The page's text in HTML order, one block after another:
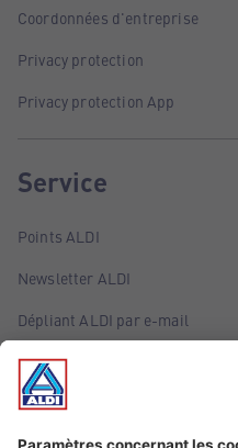
Coordonnées d'entreprise
Privacy protection
Privacy protection App
Service
Points ALDI
Newsletter ALDI
Dépliant ALDI par e-mail
Offres
Infos essentielles